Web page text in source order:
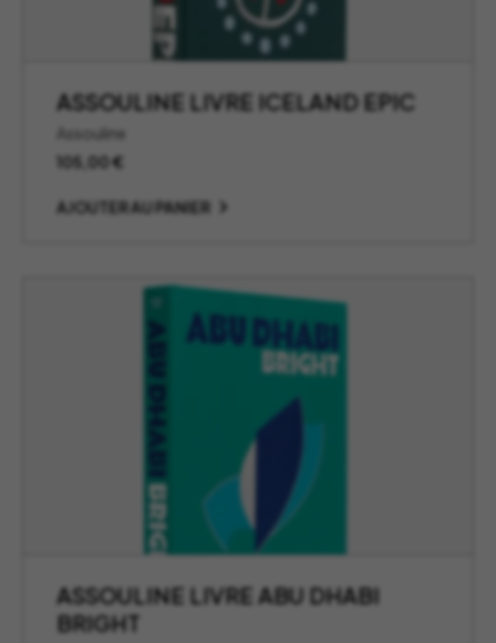
ASSOULINE LIVRE ICELAND EPIC
Assouline
105,00€
AJOUTER AU PANIER
ASSOULINE LIVRE ABU DHABI
BRIGHT